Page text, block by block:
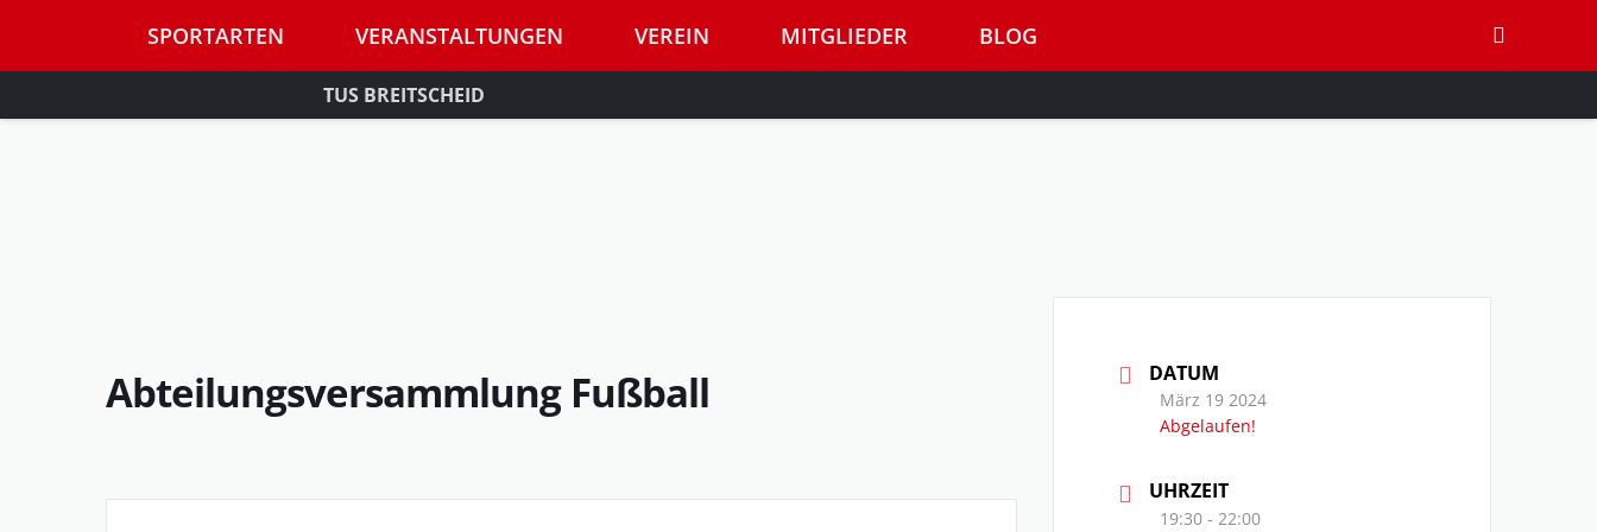
SPORTARTEN VERANSTALTUNGEN VEREIN MITGLIEDER BLOG
TUS BREITSCHEID
Abteilungsversammlung Fußball DATUM
März 19 2024
Abgelaufen!
UHRZEIT
19:30 - 22:00